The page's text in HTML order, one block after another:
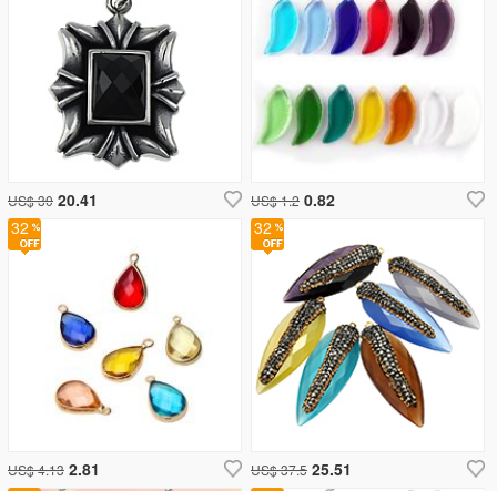
32
US$ 4.13 2.81
US$ 1.2 0.82
32
US$ 37.5 25.51
US$ 30 20.41